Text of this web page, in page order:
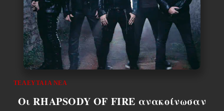
ΤΕΛΕΥΤΑΊΑ ΝΈΑ
Οι RHAPSODY OF FIRE ανακοίνωσαν